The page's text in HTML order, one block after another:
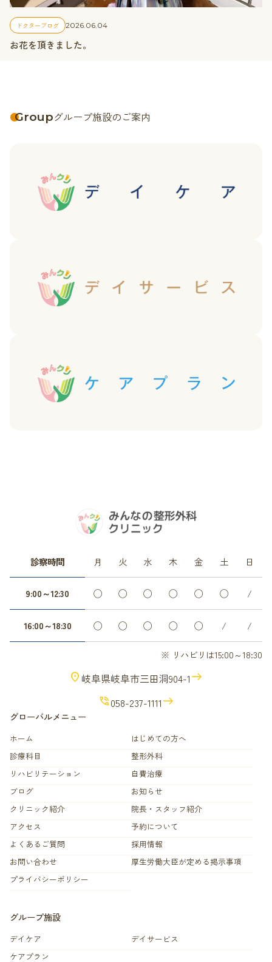
ドクターブログ 2026.06.04
お花を頂きました。
Groupグループ施設のご案内
診察時間 月 火 水 木 金 土 日
9:00～12:30 ◯ ◯ ◯ ◯ ◯ ◯ /
16:00～18:30 ◯ ◯ ◯ ◯ ◯ / /
※ リハビリは15:00～18:30
location_on 岐阜県岐阜市三田洞904-1east
phone_in_talk058-237-1111east
グローバルメニュー
ホーム
はじめての方へ
診療科目
整形外科
リハビリテーション
自費治療
ブログ
お知らせ
クリニック紹介
院長・スタッフ紹介
アクセス
予約について
よくあるご質問
採用情報
お問い合わせ
厚生労働大臣が定める掲示事項
プライバシーポリシー
グループ施設
デイケア
デイサービス
ケアプラン